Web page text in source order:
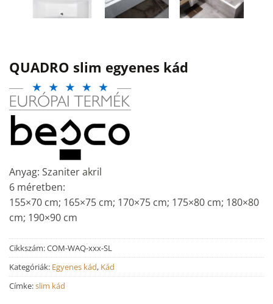
QUADRO slim egyenes kád
Anyag: Szaniter akril
6 méretben:
155×70 cm; 165×75 cm; 170×75 cm; 175×80 cm; 180×80
cm; 190×90 cm
Cikkszám:COM-WAQ-xxx-SL
Kategóriák: Egyenes kád, Kád
Címke:slim kád